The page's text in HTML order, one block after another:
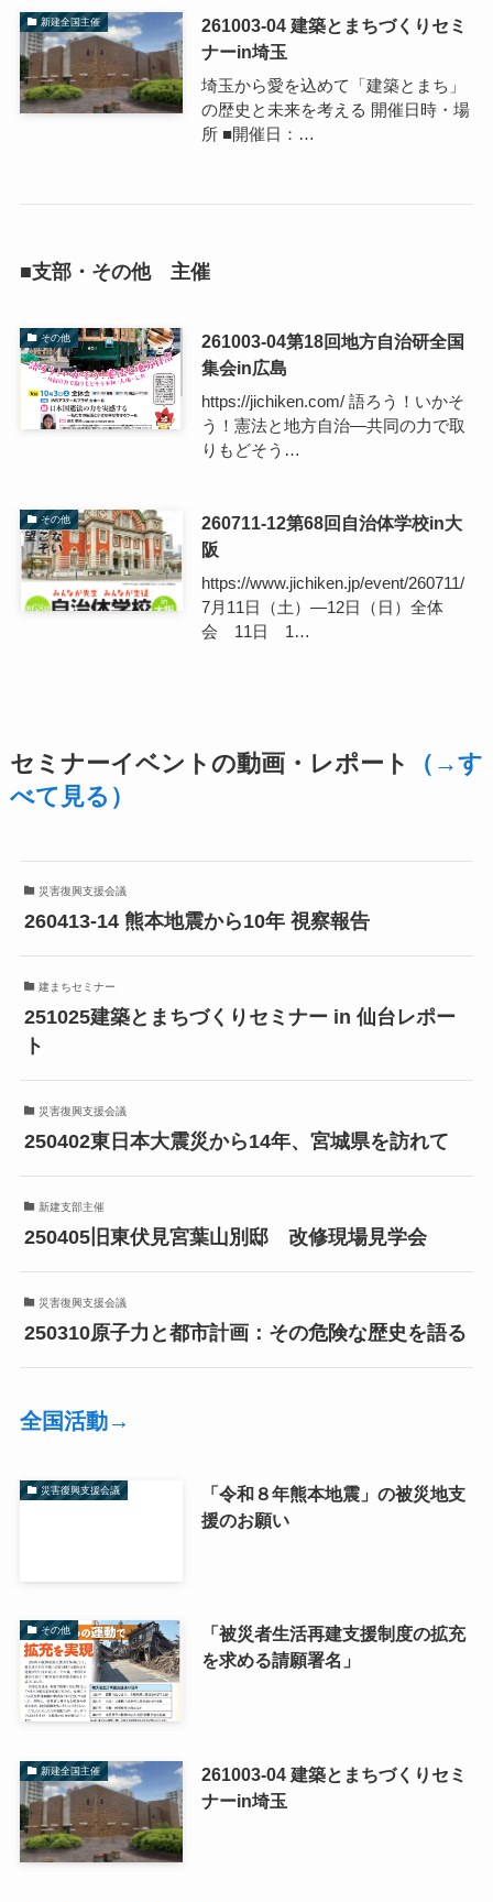
新建全国主催
261003-04 建築とまちづくりセミ
ナーin埼玉
埼玉から愛を込めて「建築とまち」
の歴史と未来を考える 開催日時・場
所 ■開催日：…
■支部・その他 主催
その他
261003-04第18回地方自治研全国
集会in広島
https://jichiken.com/ 語ろう！いかそ
う！憲法と地方自治―共同の力で取
りもどそう…
その他
260711-12第68回自治体学校in大
阪
https://www.jichiken.jp/event/260711/
7月11日（土）―12日（日）全体
会 11日 1…
セミナーイベントの動画・レポート
（→す
べて見る）
災害復興支援会議
260413-14 熊本地震から10年 視察報告
建まちセミナー
251025建築とまちづくりセミナー in 仙台レポー
ト
災害復興支援会議
250402東日本大震災から14年、宮城県を訪れて
新建支部主催
250405旧東伏見宮葉山別邸 改修現場見学会
災害復興支援会議
250310原子力と都市計画：その危険な歴史を語る
全国活動→
災害復興支援会議
「令和８年熊本地震」の被災地支
援のお願い
その他
「被災者生活再建支援制度の拡充
を求める請願署名」
新建全国主催
261003-04 建築とまちづくりセミ
ナーin埼玉